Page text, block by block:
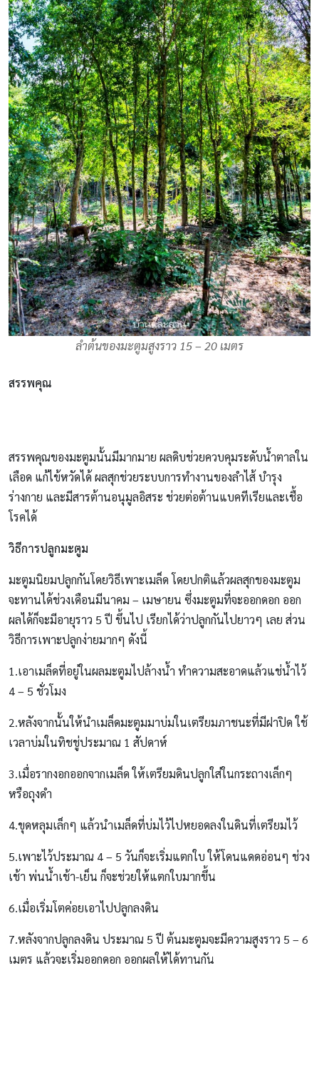
ลำต้นของมะตูมสูงราว 15 – 20 เมตร
สรรพคุณ
สรรพคุณของมะตูมนั้นมีมากมาย ผลดิบช่วยควบคุมระดับน้ำตาลใน
เลือด แก้ไข้หวัดได้ ผลสุกช่วยระบบการทำงานของลำไส้ บำรุง
ร่างกาย และมีสารต้านอนุมูลอิสระ ช่วยต่อต้านแบคทีเรียและเชื้อ
โรคได้
วิธีการปลูกมะตูม
มะตูมนิยมปลูกกันโดยวิธีเพาะเมล็ด โดยปกติแล้วผลสุกของมะตูม
จะทานได้ช่วงเดือนมีนาคม – เมษายน ซึ่งมะตูมที่จะออกดอก ออก
ผลได้ก็จะมีอายุราว 5 ปี ขึ้นไป เรียกได้ว่าปลูกกันไปยาวๆ เลย ส่วน
วิธีการเพาะปลูกง่ายมากๆ ดังนี้
1.เอาเมล็ดที่อยู่ในผลมะตูมไปล้างน้ำ ทำความสะอาดแล้วแช่น้ำไว้
4 – 5 ชั่วโมง
2.หลังจากนั้นให้นำเมล็ดมะตูมมาบ่มในเตรียมภาชนะที่มีฝาปิด ใช้
เวลาบ่มในทิชชู่ประมาณ 1 สัปดาห์
3.เมื่อรากงอกออกจากเมล็ด ให้เตรียมดินปลูกใส่ในกระถางเล็กๆ
หรือถุงดำ
4.ขุดหลุมเล็กๆ แล้วนำเมล็ดที่บ่มไว้ไปหยอดลงในดินที่เตรียมไว้
5.เพาะไว้ประมาณ 4 – 5 วันก็จะเริ่มแตกใบ ให้โดนแดดอ่อนๆ ช่วง
เช้า พ่นน้ำเช้า-เย็น ก็จะช่วยให้แตกใบมากขึ้น
6.เมื่อเริ่มโตค่อยเอาไปปลูกลงดิน
7.หลังจากปลูกลงดิน ประมาณ 5 ปี ต้นมะตูมจะมีความสูงราว 5 – 6
เมตร แล้วจะเริ่มออกดอก ออกผลให้ได้ทานกัน